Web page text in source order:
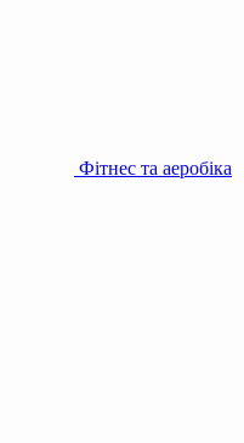
Фітнес та аеробіка